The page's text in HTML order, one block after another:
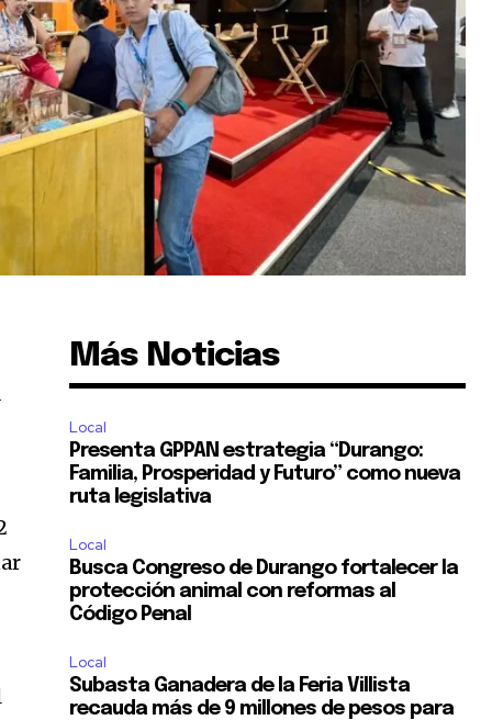
Más Noticias
Local
Presenta GPPAN estrategia “Durango:
Familia, Prosperidad y Futuro” como nueva
ruta legislativa
Local
Busca Congreso de Durango fortalecer la
protección animal con reformas al
Código Penal
Local
Subasta Ganadera de la Feria Villista
recauda más de 9 millones de pesos para